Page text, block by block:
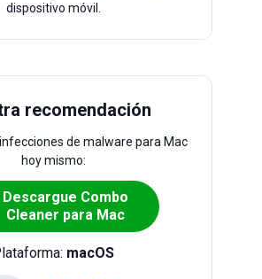
dispositivo móvil.
recomendación
de malware para Mac
hoy mismo:
Descargue Combo
Cleaner para Mac
macOS